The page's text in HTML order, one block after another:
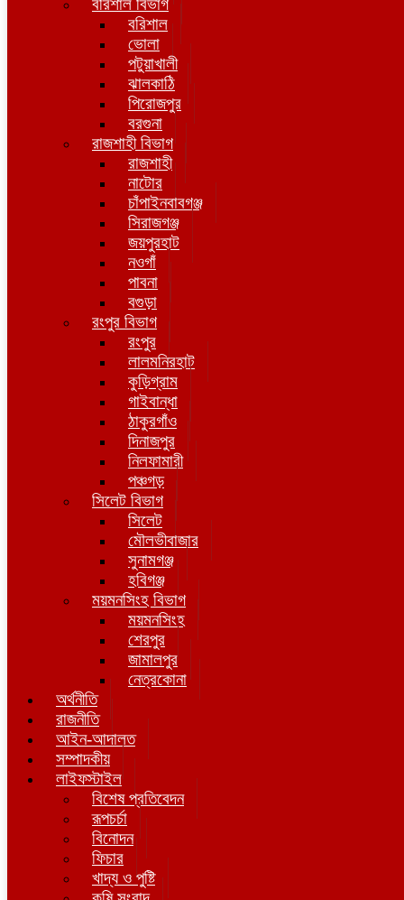
বরিশাল বিভাগ
বরিশাল
ভোলা
পটুয়াখালী
ঝালকাঠি
পিরোজপুর
বরগুনা
রাজশাহী বিভাগ
রাজশাহী
নাটোর
চাঁপাইনবাবগঞ্জ
সিরাজগঞ্জ
জয়পুরহাট
নওগাঁ
পাবনা
বগুড়া
রংপুর বিভাগ
রংপুর
লালমনিরহাট
কুড়িগ্রাম
গাইবান্ধা
ঠাকুরগাঁও
দিনাজপুর
নিলফামারী
পঞ্চগড়
সিলেট বিভাগ
সিলেট
মৌলভীবাজার
সুনামগঞ্জ
হবিগঞ্জ
ময়মনসিংহ বিভাগ
ময়মনসিংহ
শেরপুর
জামালপুর
নেত্রকোনা
অর্থনীতি
রাজনীতি
আইন-আদালত
সম্পাদকীয়
লাইফস্টাইল
বিশেষ প্রতিবেদন
রূপচর্চা
বিনোদন
ফিচার
খাদ্য ও পুষ্টি